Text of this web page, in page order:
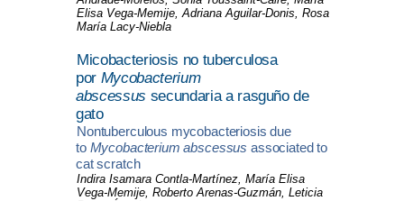
Elisa Vega-Memije, Adriana Aguilar-Donis, Rosa
María Lacy-Niebla
Micobacteriosis no tuberculosa
por Mycobacterium
abscessus secundaria a rasguño de
gato
Nontuberculous mycobacteriosis due
to Mycobacterium abscessus associated to
cat scratch
Indira Isamara Contla-Martínez, María Elisa
Vega-Memije, Roberto Arenas-Guzmán, Leticia